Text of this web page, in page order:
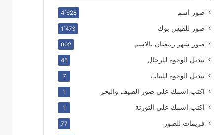
صور اسم 4٬628
صور للفيس بوك 1٬473
صور شهر رمضان بالاسم 902
تبديل الوجوه للرجال 45
تبديل الوجوه للبنات 7
اكتب اسمك على صور الصيف والبحر 1
اكتب اسمك على التورتة 1
فريمات للصور 77